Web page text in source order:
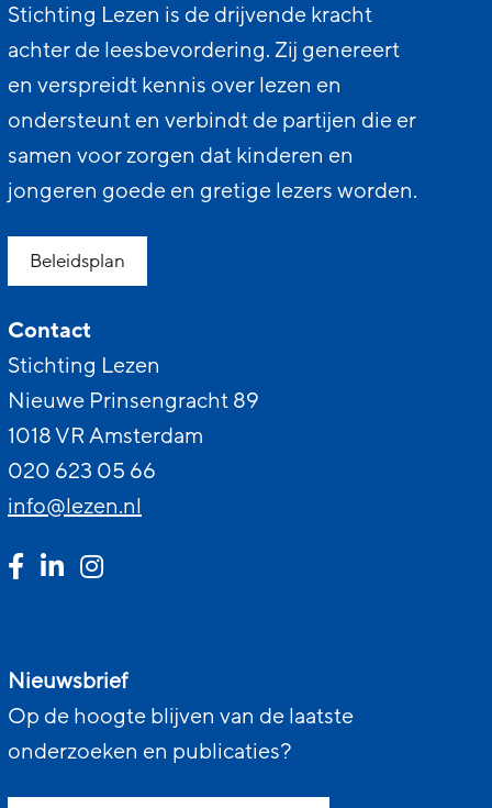
Stichting Lezen is de drijvende kracht
achter de leesbevordering. Zij genereert
en verspreidt kennis over lezen en
ondersteunt en verbindt de partijen die er
samen voor zorgen dat kinderen en
jongeren goede en gretige lezers worden.
Beleidsplan
Contact
Stichting Lezen
Nieuwe Prinsengracht 89
1018 VR Amsterdam
020 623 05 66
info@lezen.nl
Nieuwsbrief
Op de hoogte blijven van de laatste
onderzoeken en publicaties?